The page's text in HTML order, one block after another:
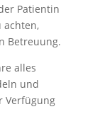
Patientin
achten,
Betreuung.
alles
und
Verfügung